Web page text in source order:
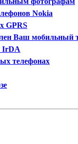
Nokia
GPRS
Ваш мобильный
IrDA
телефонах